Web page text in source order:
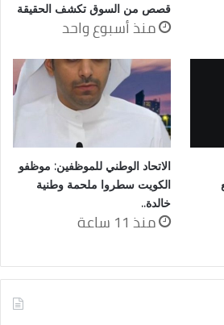
قصص من السوق تكشف الحقيقة
منذ أسبوع واحد
الاتحاد الوطني للموظفين: موظفو
الكويت سطروا ملحمة وطنية
خالدة..
منذ 11 ساعة